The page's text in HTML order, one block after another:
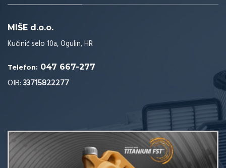
MIŠE d.o.o.
Kučinić selo 10a, Ogulin, HR
Telefon: 047 667-277
OIB:33715822277